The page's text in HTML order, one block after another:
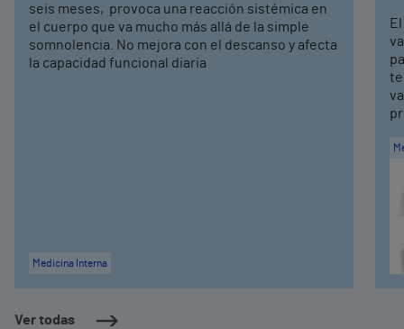
Ver todas
seis meses, provoca una reacción sistémica en
el cuerpo que va mucho más allá de la simple
somnolencia. No mejora con el descanso y afecta
la capacidad funcional diaria
Medicina Interna